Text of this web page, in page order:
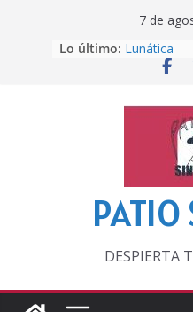
7 de
Lo último: Lunática
Pero,
‘La broma
lecturas
Otra del
PATIO
DESPIERTA